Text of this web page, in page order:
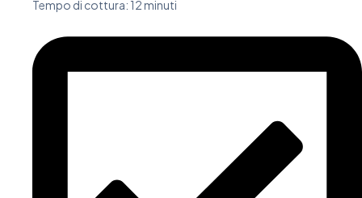
Tempo di cottura: 12 minuti​